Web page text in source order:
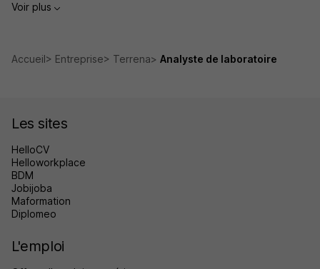
Voir plus
Accueil Entreprise Terrena Analyste de laboratoire
Les sites
HelloCV
Helloworkplace
BDM
Jobijoba
Maformation
Diplomeo
L'emploi